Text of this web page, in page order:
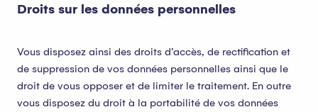
Droits sur les données personnelles
Vous disposez ainsi des droits d’accès, de rectification et
de suppression de vos données personnelles ainsi que le
droit de vous opposer et de limiter le traitement. En outre
vous disposez du droit à la portabilité de vos données